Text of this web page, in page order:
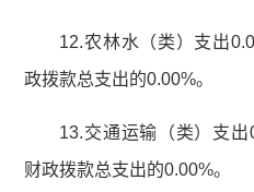
12.农林水（类）支出
政拨款总支出的0.00%。
13.交通运输（类）支
财政拨款总支出的0.00%。